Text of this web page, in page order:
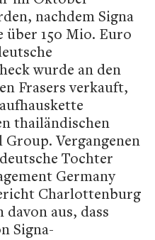
nachdem Signa
150 Mio. Euro
wurde an den
Frasers verkauft,
thailändischen
Vergangenen
Tochter
Germany
Charlottenburg
aus, dass
Signa-